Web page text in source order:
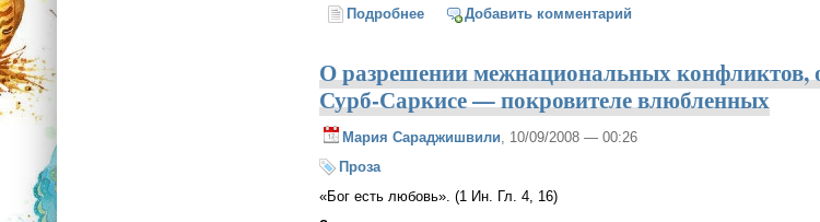
Подробнеео Причины бесплодия
Добавить комментарий
О разрешении межнациональных конфликтов,
Сурб-Саркисе — покровителе влюбленных
Мария Сараджишвили, 10/09/2008 — 00:26
Проза
«Бог есть любовь». (1 Ин. Гл. 4, 16)